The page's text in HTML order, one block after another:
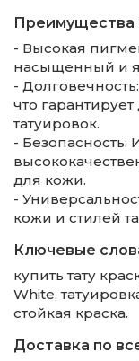
Преимущества
- Высокая
насыщенный и
-
что
татуировок.
- Безопасность:
для кожи.
-
кожи и стилей
Ключевые
купить тату
White,
стойкая краска.
Доставка по